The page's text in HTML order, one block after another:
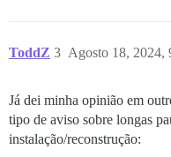
ToddZ Agosto 18, 2024,
3
Já dei minha opinião em
tipo de aviso sobre longas
instalação/reconstrução: